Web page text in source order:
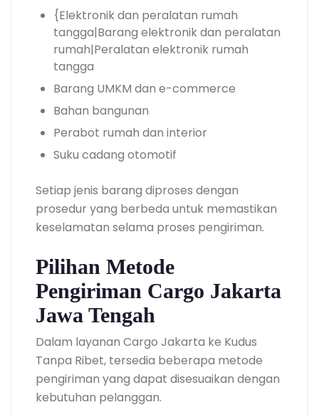
{Elektronik dan peralatan rumah
tangga|Barang elektronik dan peralatan
rumah|Peralatan elektronik rumah
tangga
Barang UMKM dan e-commerce
Bahan bangunan
Perabot rumah dan interior
Suku cadang otomotif
Setiap jenis barang diproses dengan
prosedur yang berbeda untuk memastikan
keselamatan selama proses pengiriman.
Pilihan Metode
Pengiriman Cargo Jakarta
Jawa Tengah
Dalam layanan Cargo Jakarta ke Kudus
Tanpa Ribet, tersedia beberapa metode
pengiriman yang dapat disesuaikan dengan
kebutuhan pelanggan.